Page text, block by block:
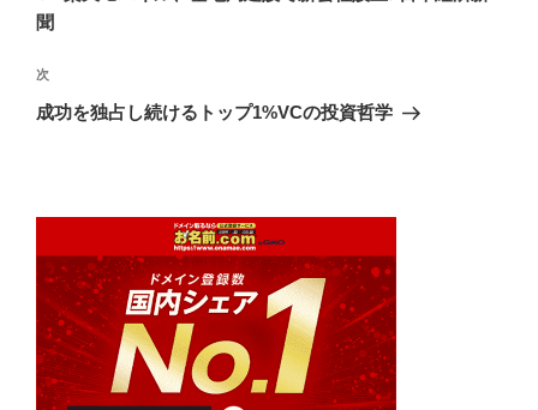
ナ
ゲ
ー
ン
投
聞
次
の
次
成功を独占し続けるトップ1%VCの投資哲学